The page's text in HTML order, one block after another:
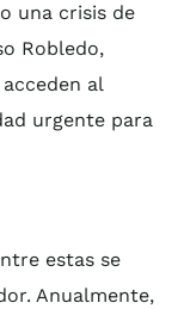
una crisis de
Robledo,
al
urgente para
estas se
Anualmente,